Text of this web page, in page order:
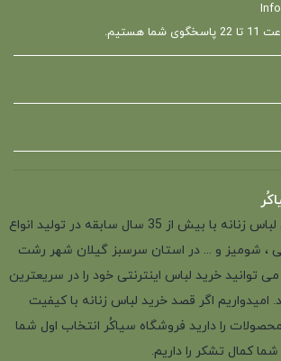
فروشگاه سیاکُر فروش لباس زنانه با بیش از 35 سال سابقه در تولید انواع
، شومیز و ... در استان سرسبز گیلان شهر رشت
توانید خرید لباس اینترنتی خود را در سریعترین
امیدواریم اگر قصد خرید لباس زنانه با کیفیت
را دارید فروشگاه سیاکُر انتخاب اول شما
کمال تشکر را داریم.